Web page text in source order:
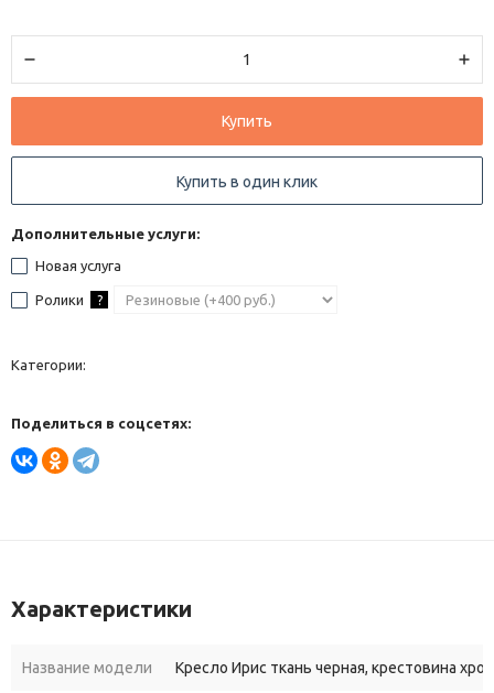
Купить
Купить в один клик
Дополнительные услуги:
Новая услуга
Ролики ?
Категории:
Поделиться в соцсетях:
Характеристики
Название модели Кресло Ирис ткань черная, крестовина